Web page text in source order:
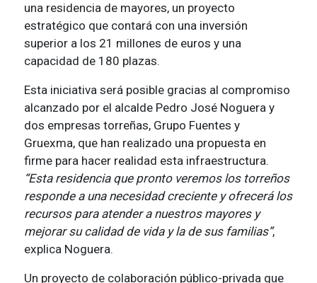
una residencia de mayores, un proyecto
estratégico que contará con una inversión
superior a los 21 millones de euros y una
capacidad de 180 plazas.
Esta iniciativa será posible gracias al compromiso
alcanzado por el alcalde Pedro José Noguera y
dos empresas torreñas, Grupo Fuentes y
Gruexma, que han realizado una propuesta en
firme para hacer realidad esta infraestructura.
“Esta residencia que pronto veremos los torreños
responde a una necesidad creciente y ofrecerá los
recursos para atender a nuestros mayores y
mejorar su calidad de vida y la de sus familias”,
explica Noguera.
Un proyecto de colaboración público-privada que